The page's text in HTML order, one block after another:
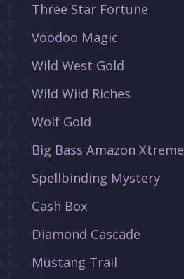
Three Star Fortune
Voodoo Magic
Wild West Gold
Wild Wild Riches
Wolf Gold
Big Bass Amazon Xtreme
Spellbinding Mystery
Cash Box
Diamond Cascade
Mustang Trail